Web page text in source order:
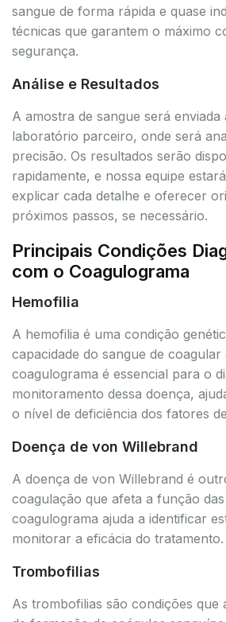
sangue de forma rápida e quase
técnicas que garantem o máximo
segurança.
Análise e Resultados
A amostra de sangue será enviada
laboratório parceiro, onde será
precisão. Os resultados serão
rapidamente, e nossa equipe
explicar cada detalhe e oferecer
próximos passos, se necessário.
Principais Condições
com o Coagulograma
Hemofilia
A hemofilia é uma condição
capacidade do sangue de coagular
coagulograma é essencial para o
monitoramento dessa doença,
o nível de deficiência dos fatores
Doença de von Willebrand
A doença de von Willebrand é
coagulação que afeta a função
coagulograma ajuda a identificar
monitorar a eficácia do tratamento.
Trombofilias
As trombofilias são condições que